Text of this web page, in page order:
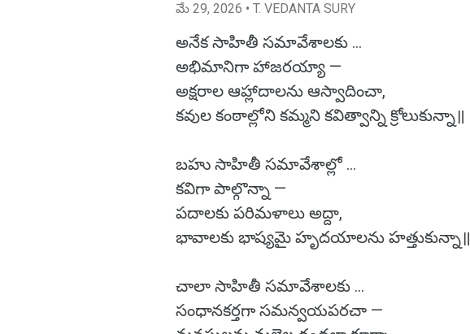
మే 29, 2026 • T. VEDANTA SURY
అనేక సాహితీ సమావేశాలకు …
అభిమానిగా హాజరయ్యా —
అక్షరాల ఆహ్లాదాలను ఆస్వాదించా,
కవుల కంఠాల్లోని కమ్మని కవిత్వాన్ని క్రోలుకున్నా॥
బహు సాహితీ సమావేశాల్లో …
కవిగా పాల్గొన్నా —
పదాలకు పరిమళాలు అద్దా,
భావాలకు భాష్యమై హృదయాలను హత్తుకున్నా॥
చాలా సాహితీ సమావేశాలకు …
సంధానకర్తగా సమన్వయపరచా —